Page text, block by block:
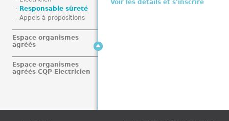
Voir les détails et s'inscrire
Responsable sûreté
Appels à propositions
Espace organismes
agréés
Espace organismes
agréés CQP Electricien